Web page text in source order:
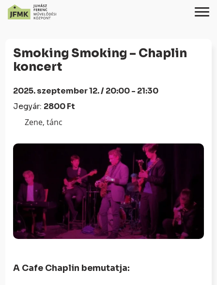
Content
navigációhoz
Smoking Smoking – Chaplin
koncert
2025. szeptember 12. / 20:00 - 21:30
Jegyár: 2800 Ft
Zene, tánc
A Cafe Chaplin bemutatja: